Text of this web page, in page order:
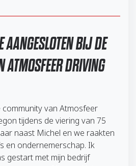
AANGESLOTEN BIJ DE
ATMOSFEER DRIVING
community van Atmosfeer
tijdens de viering van 75
naast Michel en we raakten
en ondernemerschap. Ik
gestart met mijn bedrijf